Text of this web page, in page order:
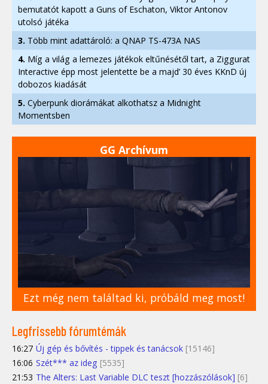
bemutatót kapott a Guns of Eschaton, Viktor Antonov
utolsó játéka
3. Több mint adattároló: a QNAP TS-473A NAS
4. Míg a világ a lemezes játékok eltűnésétől tart, a Ziggurat
Interactive épp most jelentette be a majd’ 30 éves KKnD új
dobozos kiadását
5. Cyberpunk diorámákat alkothatsz a Midnight
Momentsben
GG Archívum
Ezt még nem találtad ki, próbáld meg most!
Legfrissebb fórumtémák
16:27 Új gép és bővítés - tippek és tanácsok [15146]
16:06 Szét*** az ideg [5535]
21:53 The Alters: Last Variable DLC teszt [hozzászólások] [6]